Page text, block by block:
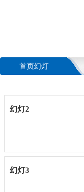
首页幻灯
幻灯2
幻灯3